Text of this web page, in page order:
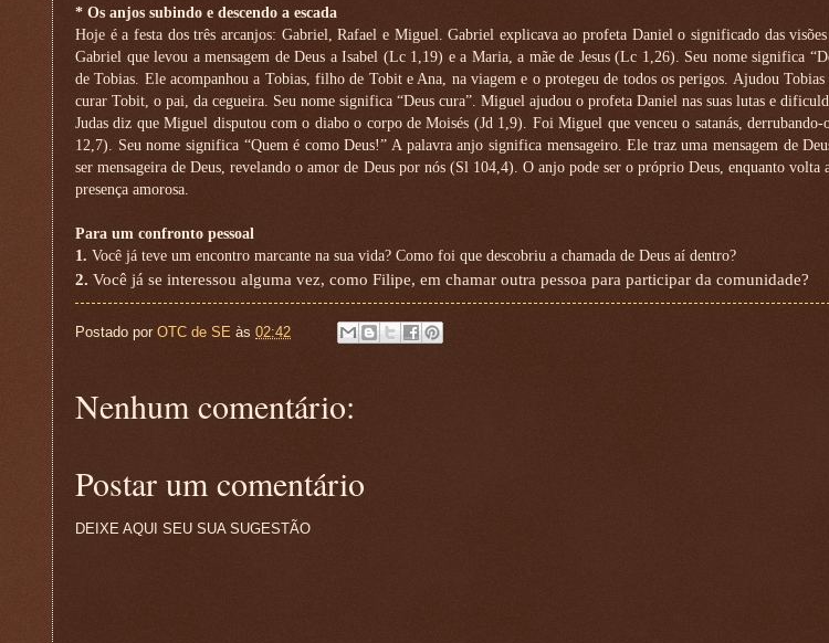
* Os anjos subindo e descendo a escada
Hoje é a festa dos três arcanjos: Gabriel, Rafael e Miguel. Gabriel explicava ao profeta Daniel o significado das
Gabriel que levou a mensagem de Deus a Isabel (Lc 1,19) e a Maria, a mãe de Jesus (Lc 1,26). Seu nome significa
de Tobias. Ele acompanhou a Tobias, filho de Tobit e Ana, na viagem e o protegeu de todos os perigos. Ajudou
curar Tobit, o pai, da cegueira. Seu nome significa “Deus cura”. Miguel ajudou o profeta Daniel nas suas lutas e
Judas diz que Miguel disputou com o diabo o corpo de Moisés (Jd 1,9). Foi Miguel que venceu o satanás,
12,7). Seu nome significa “Quem é como Deus!” A palavra anjo significa mensageiro. Ele traz uma mensagem de
ser mensageira de Deus, revelando o amor de Deus por nós (Sl 104,4). O anjo pode ser o próprio Deus, enquanto volta
presença amorosa.
Para um confronto pessoal
1. Você já teve um encontro marcante na sua vida? Como foi que descobriu a chamada de Deus aí dentro?
2. Você já se interessou alguma vez, como Filipe, em chamar outra pessoa para participar da comunidade?
Postado por OTC de SE às 02:42
Nenhum comentário:
Postar um comentário
DEIXE AQUI SEU SUA SUGESTÃO